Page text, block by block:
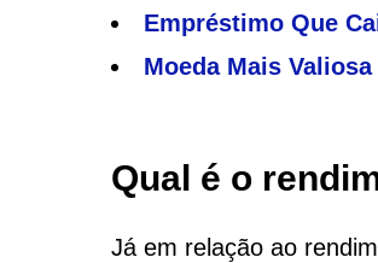
Empréstimo Que
Moeda Mais
Qual é o
Já em relação ao